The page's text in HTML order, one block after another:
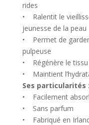
rides
• Ralentit le
jeunesse de la peau
• Permet de
pulpeuse
• Régénère le
• Maintient
Ses particularités :
• Facilement
• Sans parfum
• Fabriqué en